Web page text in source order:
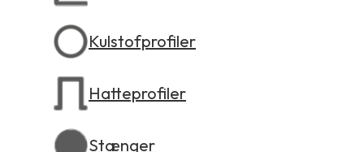
Kulstofprofiler
Hatteprofiler
Stænger